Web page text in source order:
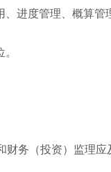
进度管理、概算管
务（投资）监理